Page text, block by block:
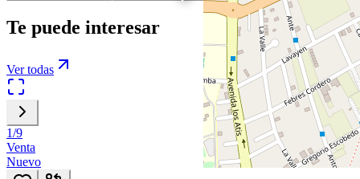
Te puede interesar
Ver todas
1/9
Venta
Nuevo